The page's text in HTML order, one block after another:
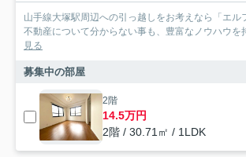
山手線大塚駅周辺への引っ越しをお考えなら「エル
不動産について分からない事も、豊富なノウハウを
見る
募集中の部屋
2階
14.5万円
2階 / 30.71㎡ / 1LDK